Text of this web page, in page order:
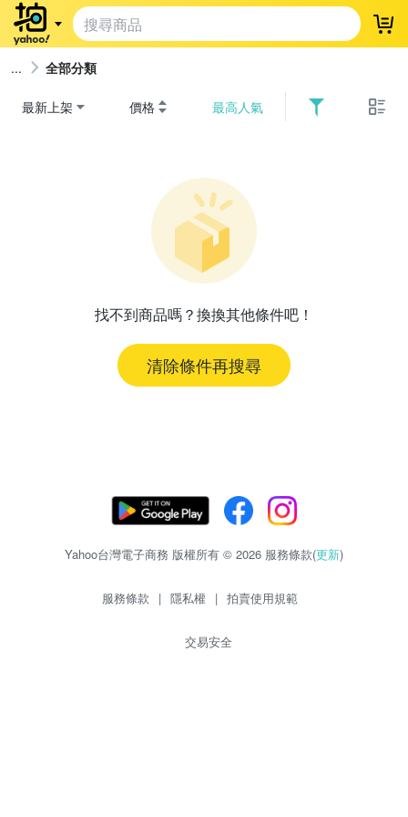
登
全部分類
最新上架 價格 最高人氣
找不到商品嗎？換換其他條件吧！
清除條件再搜尋
Yahoo台灣電子商務 版權所有 © 2026 服務條款(更新)
服務條款 | 隱私權 | 拍賣使用規範
交易安全